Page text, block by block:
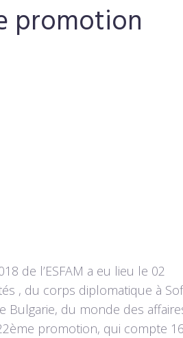
promotion
de l’ESFAM a eu lieu le 02
, du corps diplomatique à
Bulgarie, du monde des
promotion, qui compte